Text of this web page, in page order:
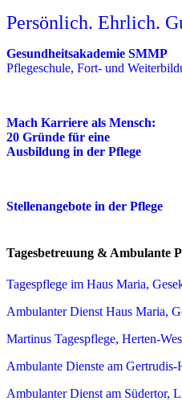
Persönlich. Ehrlich.
Gesundheitsakademie SMMP
Pflegeschule, Fort- und
Mach Karriere als Mensch:
20 Gründe für eine
Ausbildung in der Pflege
Stellenangebote in der Pflege
Tagesbetreuung & Ambulante
Tagespflege im Haus Maria,
Ambulanter Dienst Haus Maria,
Martinus Tagespflege, Herten-
Ambulante Dienste am
Ambulanter Dienst am Südertor,